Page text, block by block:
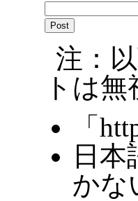
注：
トは
「
日
かな